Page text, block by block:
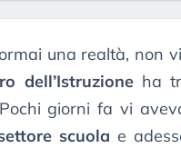
una realtà, non
dell’Istruzioneha
giorni fa vi
scuola e